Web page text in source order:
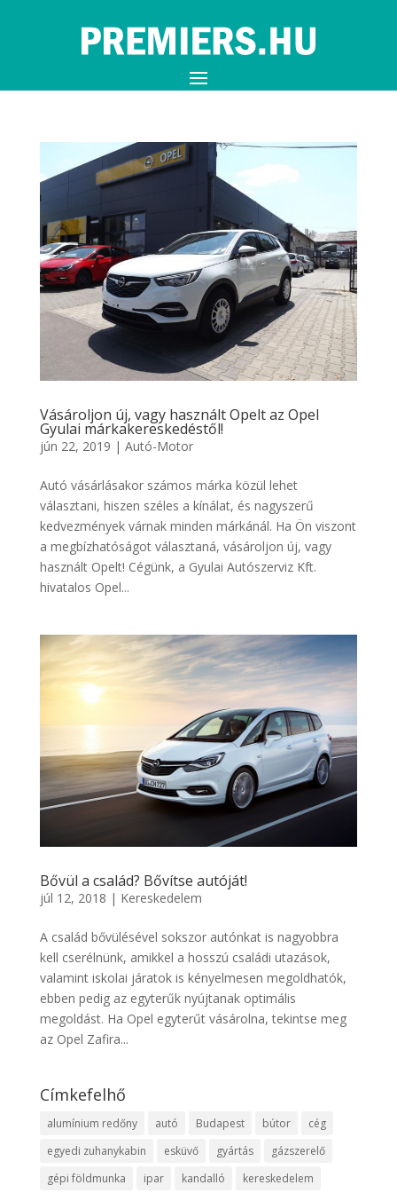
Vásároljon új, vagy használt Opelt az Opel
Gyulai márkakereskedéstől!
jún 22, 2019 | Autó-Motor
Autó vásárlásakor számos márka közül lehet
választani, hiszen széles a kínálat, és nagyszerű
kedvezmények várnak minden márkánál. Ha Ön viszont
a megbízhatóságot választaná, vásároljon új, vagy
használt Opelt! Cégünk, a Gyulai Autószerviz Kft.
hivatalos Opel...
Bővül a család? Bővítse autóját!
júl 12, 2018 | Kereskedelem
A család bővülésével sokszor autónkat is nagyobbra
kell cserélnünk, amikkel a hosszú családi utazások,
valamint iskolai járatok is kényelmesen megoldhatók,
ebben pedig az egyterűk nyújtanak optimális
megoldást. Ha Opel egyterűt vásárolna, tekintse meg
az Opel Zafira...
Címkefelhő
alumínium redőny autó Budapest bútor
cég
egyedi zuhanykabin
esküvő gyártás
gázszerelő
gépi földmunka
ipar kandalló kereskedelem